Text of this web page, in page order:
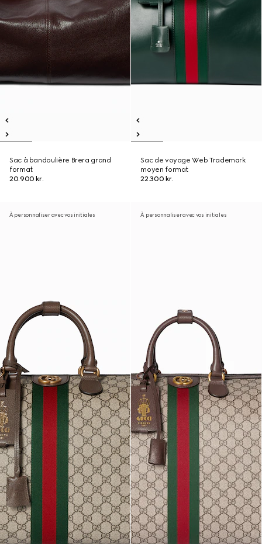
Sac à bandoulière Brera grand
format
20.900 kr.
Sac de voyage Web Trademark
moyen format
22.300 kr.
À personnaliser avec vos initiales À personnaliser avec vos initiales